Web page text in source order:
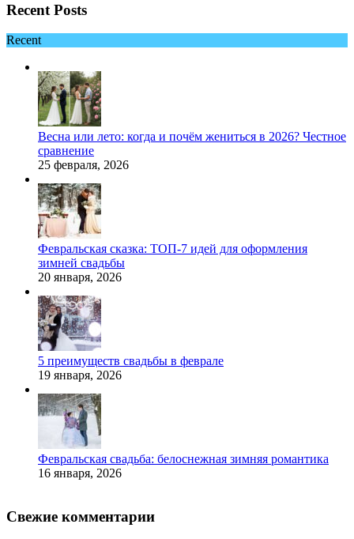
Recent Posts
Recent
Весна или лето: когда и почём жениться в 2026? Честное
сравнение
25 февраля, 2026
Февральская сказка: ТОП-7 идей для оформления
зимней свадьбы
20 января, 2026
5 преимуществ свадьбы в феврале
19 января, 2026
Февральская свадьба: белоснежная зимняя романтика
16 января, 2026
Свежие комментарии